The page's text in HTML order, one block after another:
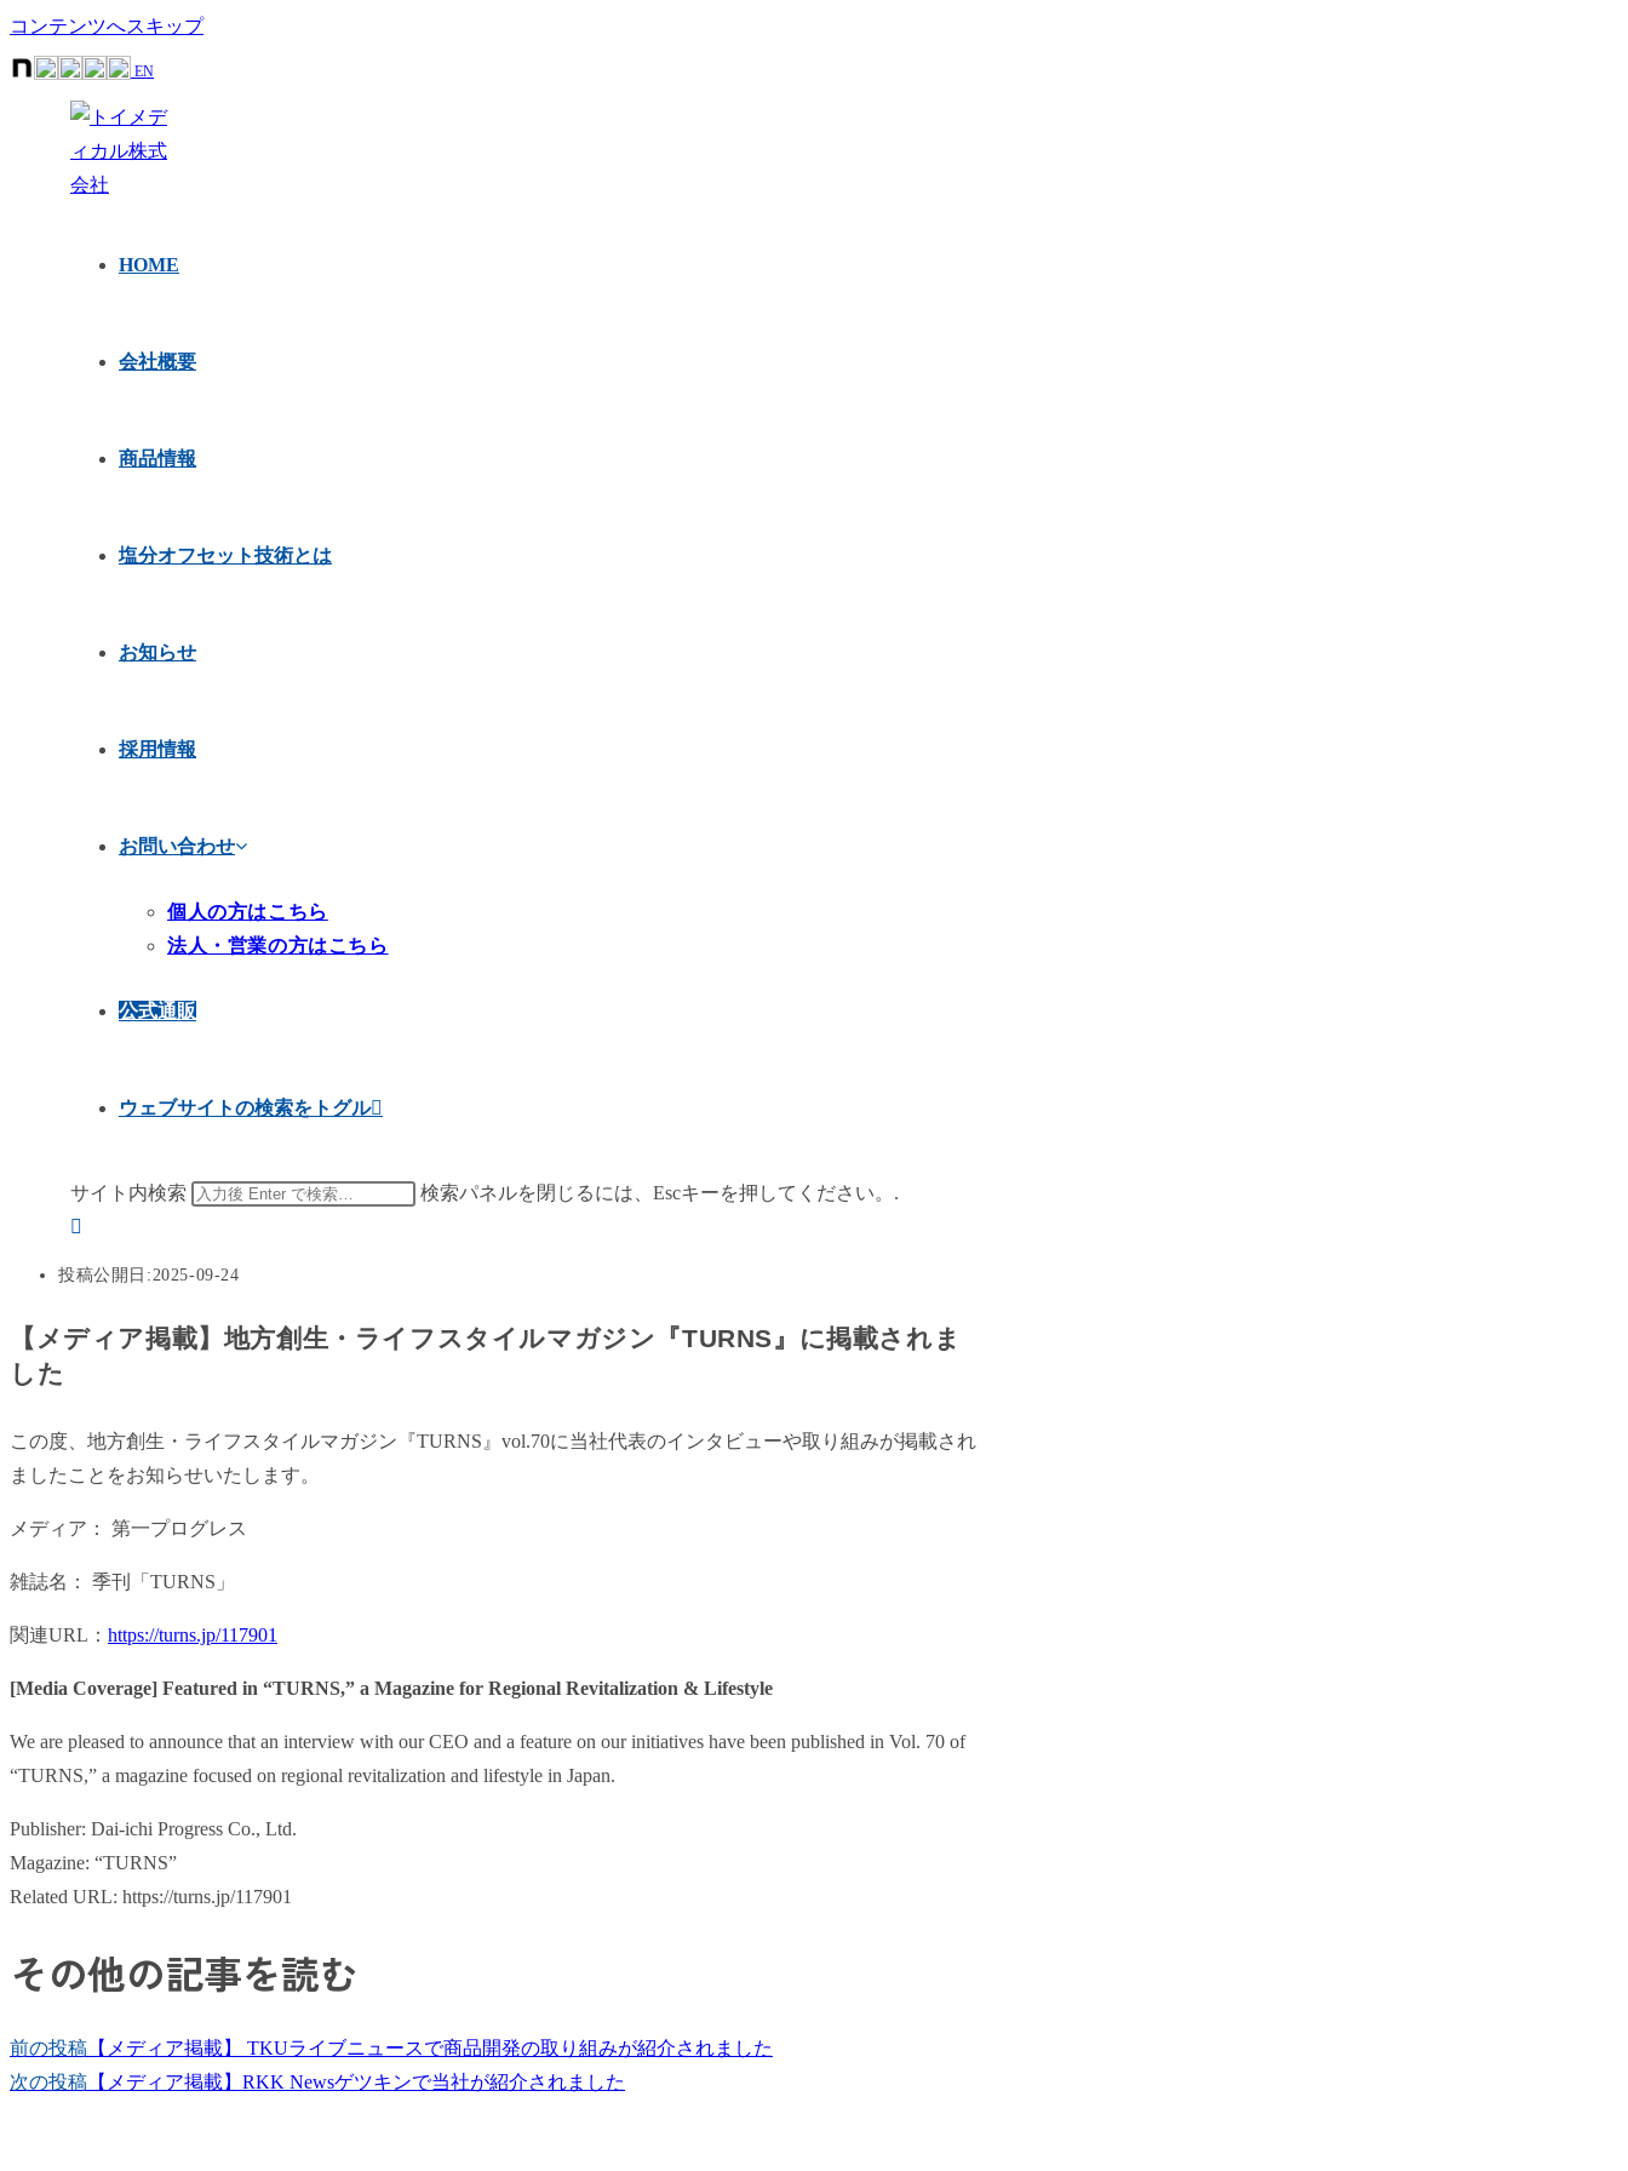
コンテンツへスキップ
EN
HOME
会社概要
商品情報
塩分オフセット技術とは
お知らせ
採用情報
お問い合わせ
個人の方はこちら
法人・営業の方はこちら
公式通販
ウェブサイトの検索をトグル
サイト内検索 検索パネルを閉じるには、Escキーを押してください。.
投稿公開日:2025-09-24
【メディア掲載】地方創生・ライフスタイルマガジン『TURNS』に掲載されま
した
この度、地方創生・ライフスタイルマガジン『TURNS』vol.70に当社代表のインタビューや取り組みが掲載され
ましたことをお知らせいたします。
メディア： 第一プログレス
雑誌名： 季刊「TURNS」
関連URL： https://turns.jp/117901
[Media Coverage] Featured in “TURNS,” a Magazine for Regional Revitalization & Lifestyle
We are pleased to announce that an interview with our CEO and a feature on our initiatives have been published in Vol. 70 of
“TURNS,” a magazine focused on regional revitalization and lifestyle in Japan.
Publisher: Dai-ichi Progress Co., Ltd.
Magazine: “TURNS”
Related URL: https://turns.jp/117901
その他の記事を読む
前の投稿 【メディア掲載】 TKUライブニュースで商品開発の取り組みが紹介されました
次の投稿 【メディア掲載】RKK Newsゲツキンで当社が紹介されました